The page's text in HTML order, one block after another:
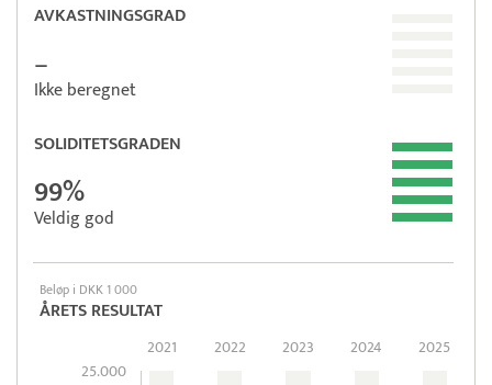
AVKASTNINGSGRAD
–
Ikke beregnet
SOLIDITETSGRADEN
99%
Veldig god
Beløp i DKK 1 000
ÅRETS RESULTAT
25.000
2021 2022 2023 2024 2025